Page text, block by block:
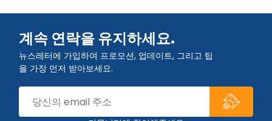
계속 연락을 유지하세요.
뉴스레터에 가입하여 프로모션, 업데이트, 그리고 팁
을 가장 먼저 받아보세요.